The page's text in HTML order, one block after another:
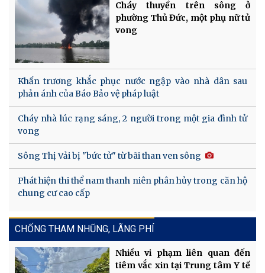
Cháy thuyền trên sông ở
phường Thủ Đức, một phụ nữ tử
vong
Khẩn trương khắc phục nước ngập vào nhà dân sau
phản ánh của Báo Bảo vệ pháp luật
Cháy nhà lúc rạng sáng, 2 người trong một gia đình tử
vong
Sông Thị Vải bị "bức tử" từ bãi than ven sông
Phát hiện thi thể nam thanh niên phân hủy trong căn hộ
chung cư cao cấp
CHỐNG THAM NHŨNG, LÃNG PHÍ
Nhiều vi phạm liên quan đến
tiêm vắc xin tại Trung tâm Y tế